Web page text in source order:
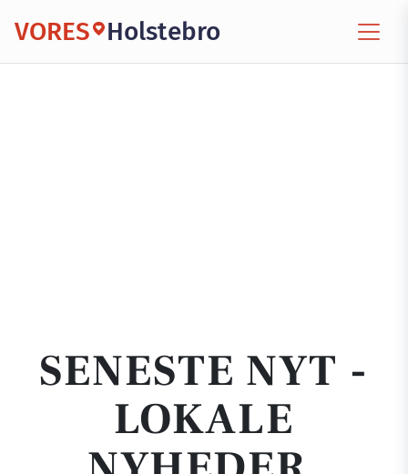
VORES Holstebro
SENESTE NYT -
LOKALE